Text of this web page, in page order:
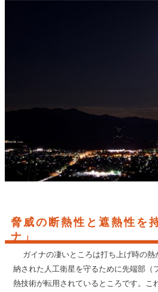
脅威の断熱性と遮熱性を
ナ」
ガイナの凄いところは打ち上げ時の
納された人工衛星を守るために先端部（
熱技術が転用されているところです。こ